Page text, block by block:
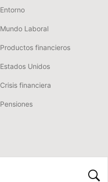
Entorno
Mundo Laboral
Productos financieros
Estados Unidos
Crisis financiera
Pensiones